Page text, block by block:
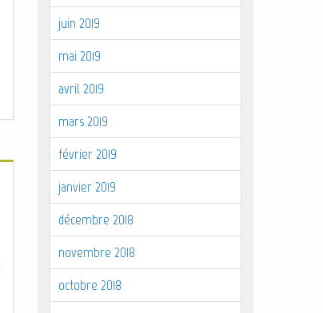
juin 2019
mai 2019
avril 2019
mars 2019
février 2019
janvier 2019
décembre 2018
novembre 2018
octobre 2018